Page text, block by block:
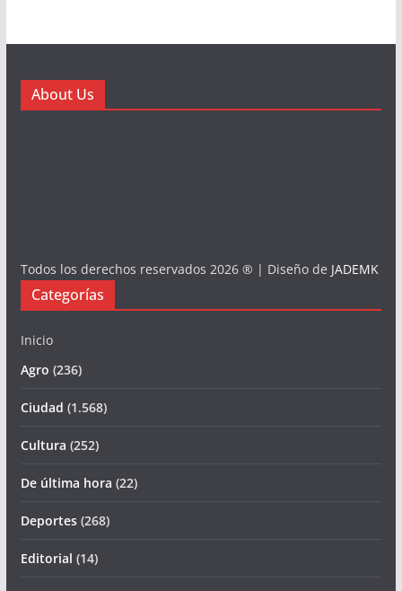
About Us
Todos los derechos reservados 2026 ® | Diseño de JADEMK
Categorías
Inicio
Agro (236)
Ciudad (1.568)
Cultura (252)
De última hora (22)
Deportes(268)
Editorial (14)